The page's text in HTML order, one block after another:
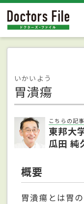
いかいよう
胃潰瘍
こちらの記
東邦大
瓜田 純
概要
胃潰瘍とは胃